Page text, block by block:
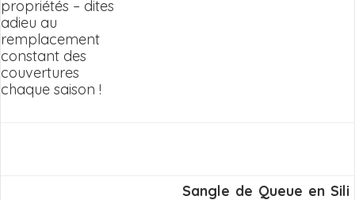
propriétés – dites
adieu au
remplacement
constant des
couvertures
chaque saison !
Sangle de Queue en Sili